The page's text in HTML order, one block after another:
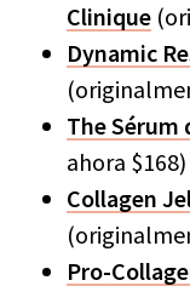
Clinique
Dynamic
The Sérum
ahora $168)
Collagen
Pro-